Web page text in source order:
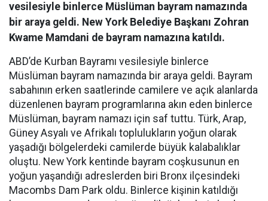
vesilesiyle binlerce Müslüman bayram namazında
bir araya geldi. New York Belediye Başkanı Zohran
Kwame Mamdani de bayram namazına katıldı.
ABD’de Kurban Bayramı vesilesiyle binlerce
Müslüman bayram namazında bir araya geldi. Bayram
sabahının erken saatlerinde camilere ve açık alanlarda
düzenlenen bayram programlarına akın eden binlerce
Müslüman, bayram namazı için saf tuttu. Türk, Arap,
Güney Asyalı ve Afrikalı toplulukların yoğun olarak
yaşadığı bölgelerdeki camilerde büyük kalabalıklar
oluştu. New York kentinde bayram coşkusunun en
yoğun yaşandığı adreslerden biri Bronx ilçesindeki
Macombs Dam Park oldu. Binlerce kişinin katıldığı